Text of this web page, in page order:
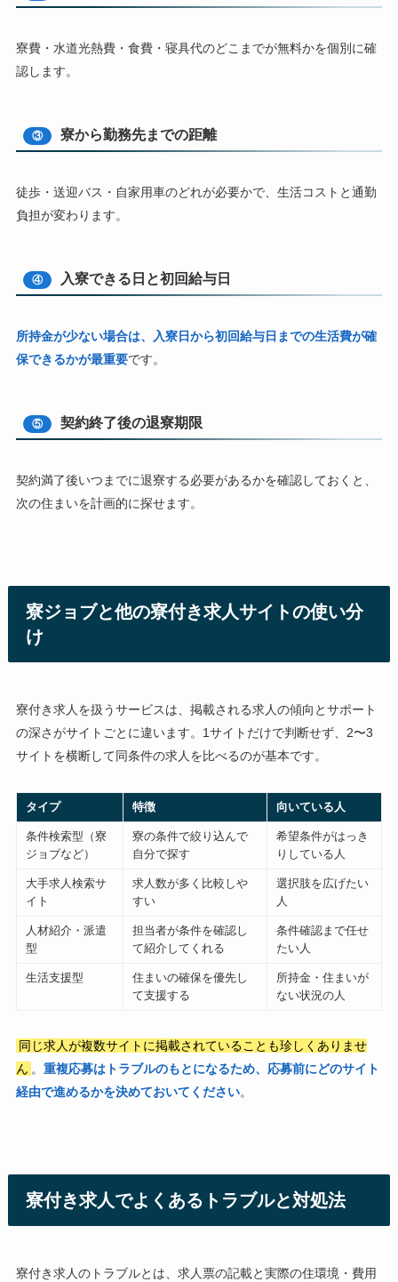
寮費・水道光熱費・食費・寝具代のどこまでが無料かを個別に確
認します。
③ 寮から勤務先までの距離
徒歩・送迎バス・自家用車のどれが必要かで、生活コストと通勤
負担が変わります。
④ 入寮できる日と初回給与日
所持金が少ない場合は、入寮日から初回給与日までの生活費が確
保できるかが最重要です。
⑤ 契約終了後の退寮期限
契約満了後いつまでに退寮する必要があるかを確認しておくと、
次の住まいを計画的に探せます。
寮ジョブと他の寮付き求人サイトの使い分
け
寮付き求人を扱うサービスは、掲載される求人の傾向とサポート
の深さがサイトごとに違います。1サイトだけで判断せず、2〜3
サイトを横断して同条件の求人を比べるのが基本です。
タイプ 特徴 向いている人
条件検索型（寮
ジョブなど）
寮の条件で絞り込んで
自分で探す
希望条件がはっき
りしている人
大手求人検索サ
イト
求人数が多く比較しや
すい
選択肢を広げたい
人
人材紹介・派遣
型
担当者が条件を確認し
て紹介してくれる
条件確認まで任せ
たい人
生活支援型
住まいの確保を優先し
て支援する
所持金・住まいが
ない状況の人
同じ求人が複数サイトに掲載されていることも珍しくありませ
ん 。 重複応募はトラブルのもとになるため、応募前にどのサイト
経由で進めるかを決めておいてください。
寮付き求人でよくあるトラブルと対処法
寮付き求人のトラブルとは、求人票の記載と実際の住環境・費用